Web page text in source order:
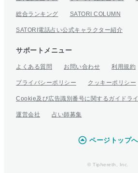
総合ランキング SATORI COLUMN
SATORI電話占い公式キャラクター紹介
サポートメニュー
よくある質問 お問い合わせ 利用規約
プライバシーポリシー クッキーポリシー
Cookie及び広告識別番号に関するガイドラ
運営会社 占い師募集
ページトップへ
© Tiphereth, Inc.